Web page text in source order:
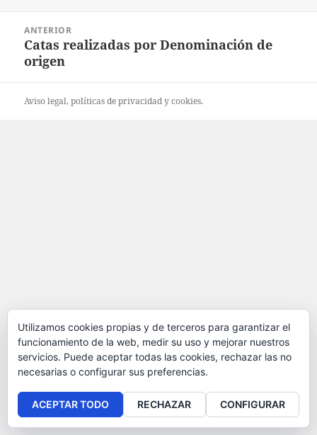
entradas
ANTERIOR
Entrada
anterior:
Catas realizadas por Denominación de
origen
Aviso legal, políticas deprivacidadycookies.
Utilizamos cookies propias y de terceros para garantizar el
funcionamiento de la web, medir su uso y mejorar nuestros
servicios. Puede aceptar todas las cookies, rechazar las no
necesarias o configurar sus preferencias.
ACEPTAR TODO RECHAZAR CONFIGURAR